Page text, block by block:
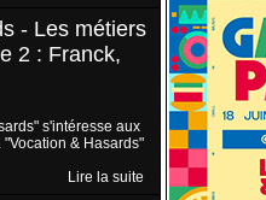
- Les métiers
2 : Franck,
s'intéresse aux
& Hasards"
Lire la suite